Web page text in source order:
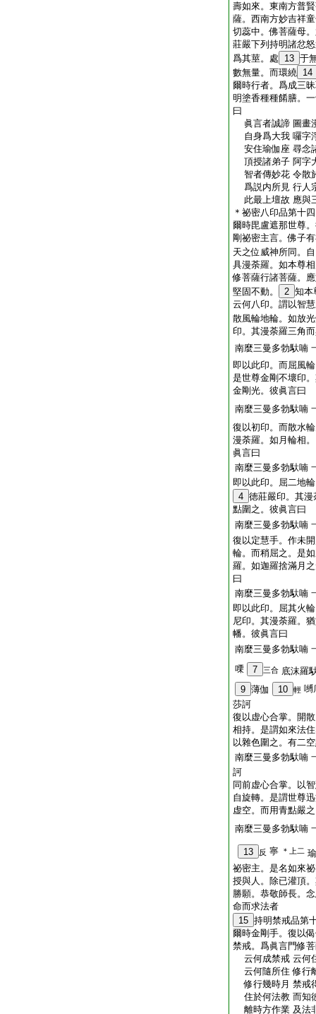
壽如來。東南方普
薩。西南方妙吉祥
切蕊中。佛菩薩母
莊嚴下列持明諸忿
爲其莖。處
13 于
數無量。而環繞 14
爾時行者。爲成三
明塗香種種餚膳。
曰
眞言者誠諦 圖畫
自身爲大我 囉字
安住瑜伽座 尋念
頂授諸弟子 阿字
智者傳妙花 令散
爲説内所見 行人
此最上壇故 應與
＊祕密八印品第十四
爾時毘盧遮那世尊
剛祕密主言。佛子
天之位威神所同。
具漫荼羅。如本尊
修菩薩行諸菩薩。
堅固不動。
2 知本
云何八印。謂以智
散風輪地輪。如放
印。其漫荼羅三角
南麼三曼多勃馱喃
即以此印。而屈風
是世尊金剛不壞印
金剛光。彼眞言曰
南麼三曼多勃馱喃
復以初印。而散水
漫荼羅。如月輪相
眞言曰
南麼三曼多勃馱喃
即以此印。屈二地
4 徳莊嚴印。其
點圍之。彼眞言曰
南麼三曼多勃馱喃
復以定慧手。作未
輪。而稍屈之。是
羅。如迦羅捨滿月
曰
南麼三曼多勃馱喃
即以此印。屈其火
尼印。其漫荼羅。
幡。彼眞言曰
南麼三曼多勃馱喃
㗚 7 三合 底沫羅
9 薄伽 10 輕 嚩
莎訶
復以虚心合掌。開
相持。是謂如來法
以雜色圍之。有二
南麼三曼多勃馱喃
訶
同前虚心合掌。以
自旋轉。是謂世尊
虚空。而用青點嚴
南麼三曼多勃馱喃
13 反 寧 ＊上二
祕密主。是名如來
授與人。除已灌頂
勝願。恭敬師長。
命而求法者
15 持明禁戒品第
爾時金剛手。復以
禁戒。爲眞言門修
云何成禁戒 云何
云何隨所住 修行
修行幾時月 禁戒
住於何法教 而知
離時方作業 及法